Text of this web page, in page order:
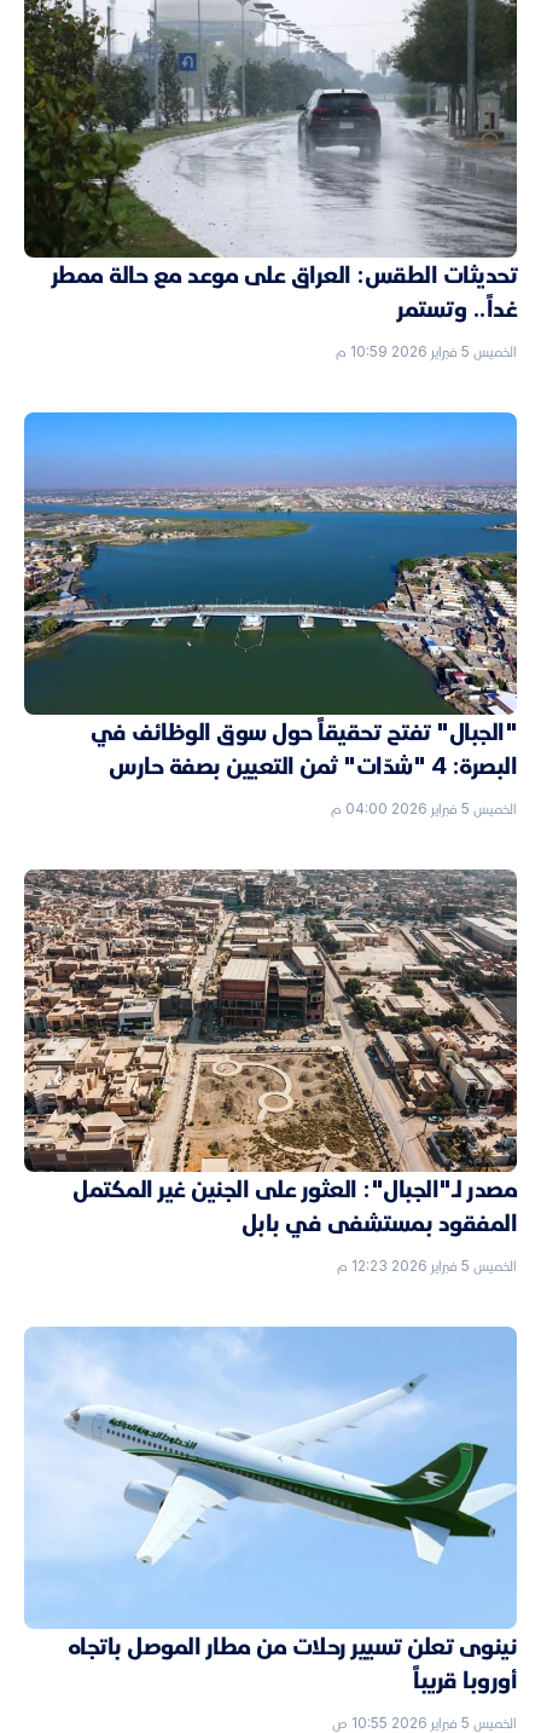
تحديثات الطقس: العراق على موعد مع حالة ممطر
غداً.. وتستمر
الخميس 5 فبراير 2026 10:59 م
"الجبال" تفتح تحقيقاً حول سوق الوظائف في
البصرة: 4 "شدّات" ثمن التعيين بصفة حارس
الخميس 5 فبراير 2026 04:00 م
مصدر لـ"الجبال": العثور على الجنين غير المكتمل
المفقود بمستشفى في بابل
الخميس 5 فبراير 2026 12:23 م
نينوى تعلن تسيير رحلات من مطار الموصل باتجاه
أوروبا قريباً
الخميس 5 فبراير 2026 10:55 ص